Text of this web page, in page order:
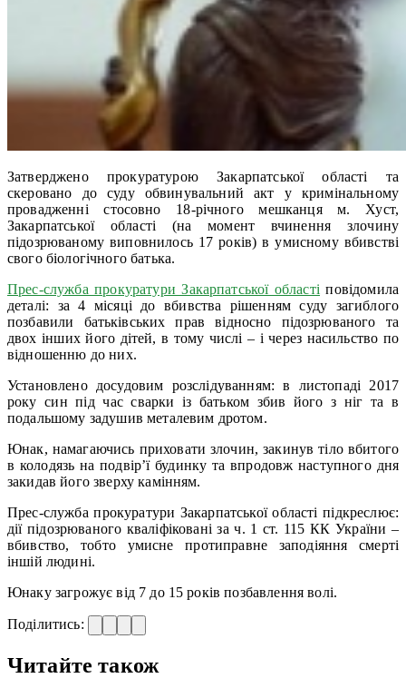
Затверджено прокуратурою Закарпатської області та
скеровано до суду обвинувальний акт у кримінальному
провадженні стосовно 18-річного мешканця м. Хуст,
Закарпатської області (на момент вчинення злочину
підозрюваному виповнилось 17 років) в умисному вбивстві
свого біологічного батька.
Прес-служба прокуратури Закарпатської області повідомила
деталі: за 4 місяці до вбивства рішенням суду загиблого
позбавили батьківських прав відносно підозрюваного та
двох інших його дітей, в тому числі – і через насильство по
відношенню до них.
Установлено досудовим розслідуванням: в листопаді 2017
року син під час сварки із батьком збив його з ніг та в
подальшому задушив металевим дротом.
Юнак, намагаючись приховати злочин, закинув тіло вбитого
в колодязь на подвір’ї будинку та впродовж наступного дня
закидав його зверху камінням.
Прес-служба прокуратури Закарпатської області підкреслює:
дії підозрюваного кваліфіковані за ч. 1 ст. 115 КК України –
вбивство, тобто умисне протиправне заподіяння смерті
іншій людині.
Юнаку загрожує від 7 до 15 років позбавлення волі.
Поділитись:
Читайте також